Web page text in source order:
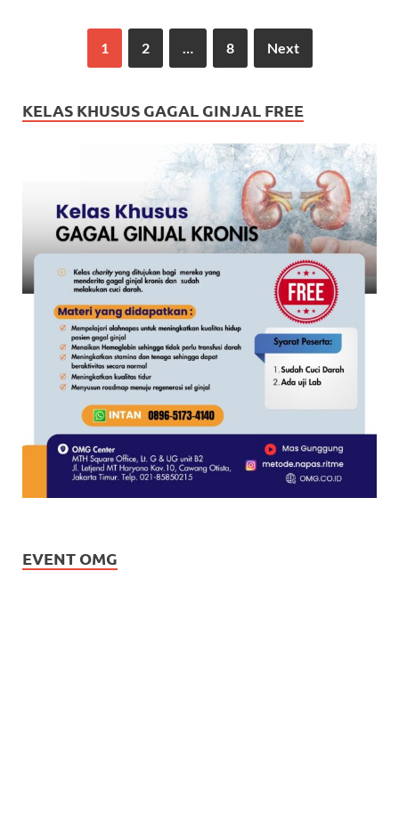
1 2 … 8 Next
KELAS KHUSUS GAGAL GINJAL FREE
EVENT OMG